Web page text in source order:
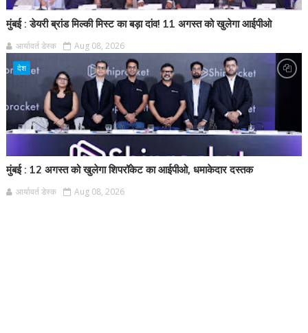
मुंबई : डेयरी ब्रांड मिल्की मिस्ट का बड़ा दांव! 11 अगस्त को खुलेगा आईपीओ
आर्यावर्त डेस्क Aug 08, 2026
देश
मुंबई : 12 अगस्त को खुलेगा शिपरॉकेट का आईपीओ, धमाकेदार दस्तक
आर्यावर्त डेस्क Aug 08, 2026